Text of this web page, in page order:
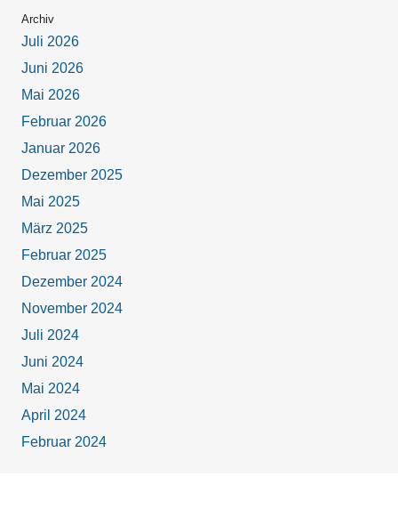
Archiv
Juli 2026
Juni 2026
Mai 2026
Februar 2026
Januar 2026
Dezember 2025
Mai 2025
März 2025
Februar 2025
Dezember 2024
November 2024
Juli 2024
Juni 2024
Mai 2024
April 2024
Februar 2024